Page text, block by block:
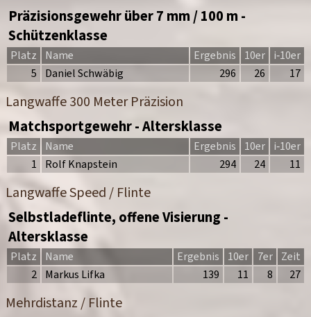
Präzisionsgewehr über 7 mm / 100 m -
Schützenklasse
Platz Name Ergebnis 10er i‑10er
5
Daniel Schwäbig 296 26 17
Langwaffe 300 Meter Präzision
Matchsportgewehr - Altersklasse
Platz Name Ergebnis 10er i‑10er
1
Rolf Knapstein 294 24 11
Langwaffe Speed / Flinte
Selbstladeflinte, offene Visierung -
Altersklasse
Platz Name Ergebnis 10er 7er Zeit
2 Markus Lifka 139 11 8 27
Mehrdistanz / Flinte